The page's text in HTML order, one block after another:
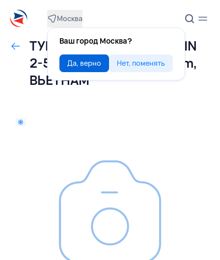
Москва
Ваш город Москва?
Да, верно Нет, поменять
ТУНЕЦ Yellowfin филе LOIN
2-5 кг без хвоста premium,
ВЬЕТНАМ